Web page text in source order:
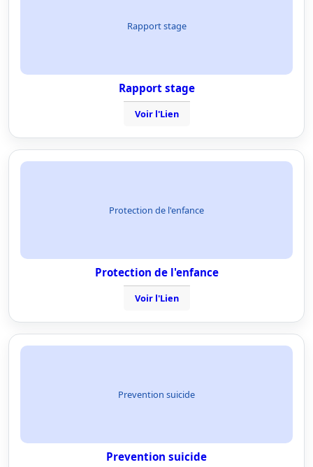
Rapport stage
Rapport stage
Voir l'Lien
Protection de l'enfance
Protection de l'enfance
Voir l'Lien
Prevention suicide
Prevention suicide